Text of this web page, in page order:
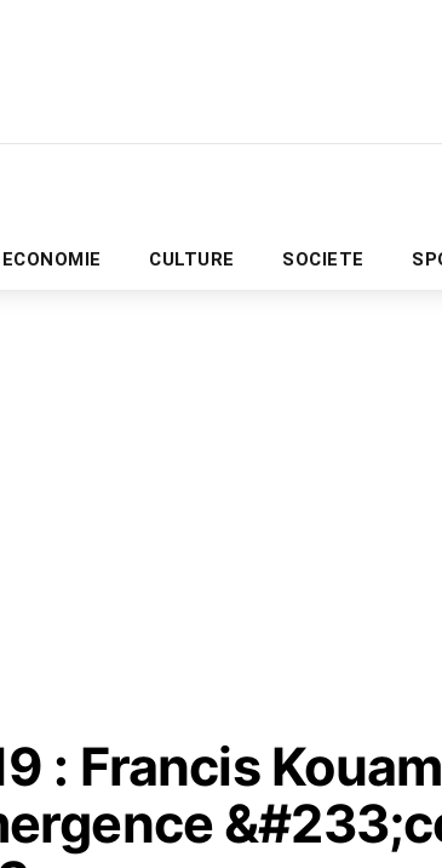
ECONOMIE CULTURE SOCIETE
: Francis